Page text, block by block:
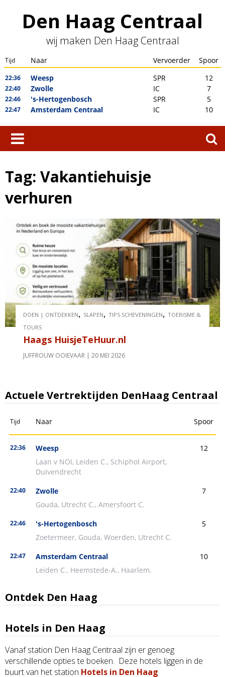
contentDen Haag Centraal
wij maken Den Haag Centraal
Zoeken
naar:
Tag: Vakantiehuisje
verhuren
DOEN | ONTDEKKEN, SLAPEN,TIPS SCHEVENINGEN,TOERISME &
TOURS
Haags HuisjeTeHuur.nl
JUFFROUW OOIEVAAR 20 MEI 2026
Actuele Vertrektijden DenHaag Centraal
Ontdek Den Haag
Hotels in Den Haag
Vanaf station Den Haag Centraal zijn er genoeg
verschillende opties te boeken. Deze hotels liggen in de
buurt van het station Hotels in Den Haag